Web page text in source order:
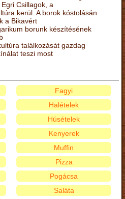
Csillagok, a
kerül. A borok kóstolásán
a Bikavért
borunk készítésének
találkozását gazdag
teszi most
Fagyi
Halételek
Húsételek
Kenyerek
Muffin
Pizza
Pogácsa
Saláta